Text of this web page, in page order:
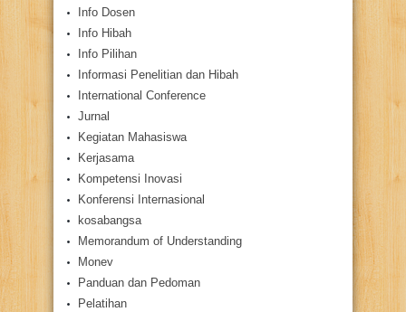
Info Dosen
Info Hibah
Info Pilihan
Informasi Penelitian dan Hibah
International Conference
Jurnal
Kegiatan Mahasiswa
Kerjasama
Kompetensi Inovasi
Konferensi Internasional
kosabangsa
Memorandum of Understanding
Monev
Panduan dan Pedoman
Pelatihan